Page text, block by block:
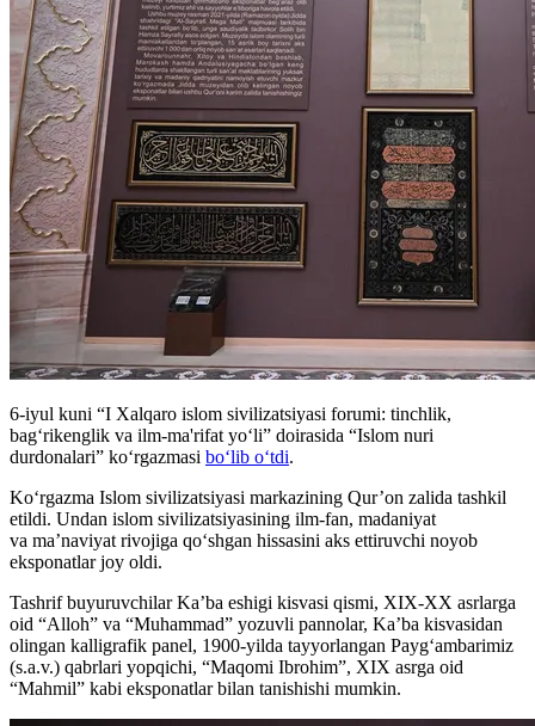
6-iyul kuni “I Xalqaro islom sivilizatsiyasi forumi: tinchlik,
bag‘rikenglik va ilm-ma'rifat yo‘li” doirasida “Islom nuri
durdonalari” ko‘rgazmasi bo‘lib o‘tdi.
Ko‘rgazma Islom sivilizatsiyasi markazining Qur’on zalida tashkil
etildi. Undan islom sivilizatsiyasining ilm-fan, madaniyat
va ma’naviyat rivojiga qo‘shgan hissasini aks ettiruvchi noyob
eksponatlar joy oldi.
Tashrif buyuruvchilar Ka’ba eshigi kisvasi qismi, XIX-XX asrlarga
oid “Alloh” va “Muhammad” yozuvli pannolar, Ka’ba kisvasidan
olingan kalligrafik panel, 1900-yilda tayyorlangan Payg‘ambarimiz
(s.a.v.) qabrlari yopqichi, “Maqomi Ibrohim”, XIX asrga oid
“Mahmil” kabi eksponatlar bilan tanishishi mumkin.